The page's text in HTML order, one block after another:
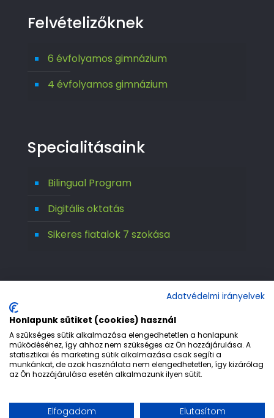
Felvételizőknek
6 évfolyamos gimnázium
4 évfolyamos gimnázium
Specialitásaink
Bilingual Program
Digitális oktatás
Sikeres fiatalok 7 szokása
© 1992-2026 Európa 2000 Gimnázium. All
Rights Reserved.
Etika
Adatvédelem
Jogi nyilatkozat
Adatvédelmi irányelvek
Honlapunk sütiket (cookies) használ
A szükséges sütik alkalmazása elengedhetetlen a honlapunk
működéséhez, így ahhoz nem szükséges az Ön hozzájárulása. A
statisztikai és marketing sütik alkalmazása csak segíti a
munkánkat, de azok használata nem elengedhetetlen, így kizárólag
az Ön hozzájárulása esetén alkalmazunk ilyen sütit.
Elfogadom Elutasítom